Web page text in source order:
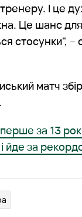
І це
Це шанс
стосунки",
матч
за 13
йде за